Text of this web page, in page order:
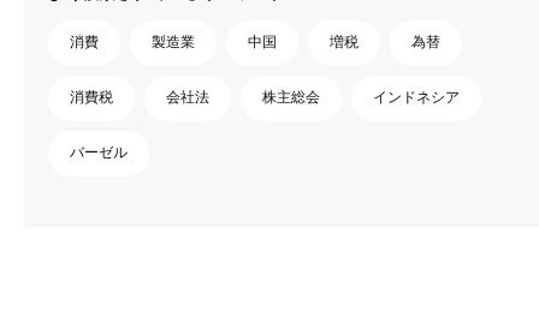
消費 製造業 中国 増税 為替
消費税 会社法 株主総会 インドネシア
バーゼル